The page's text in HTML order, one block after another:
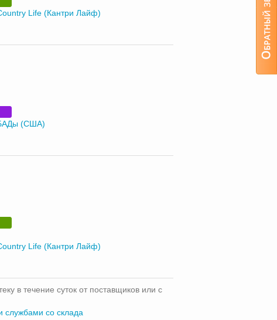
Life (Кантри Лайф)
(США)
Life (Кантри Лайф)
в течение суток от поставщиков или с
службами со склада